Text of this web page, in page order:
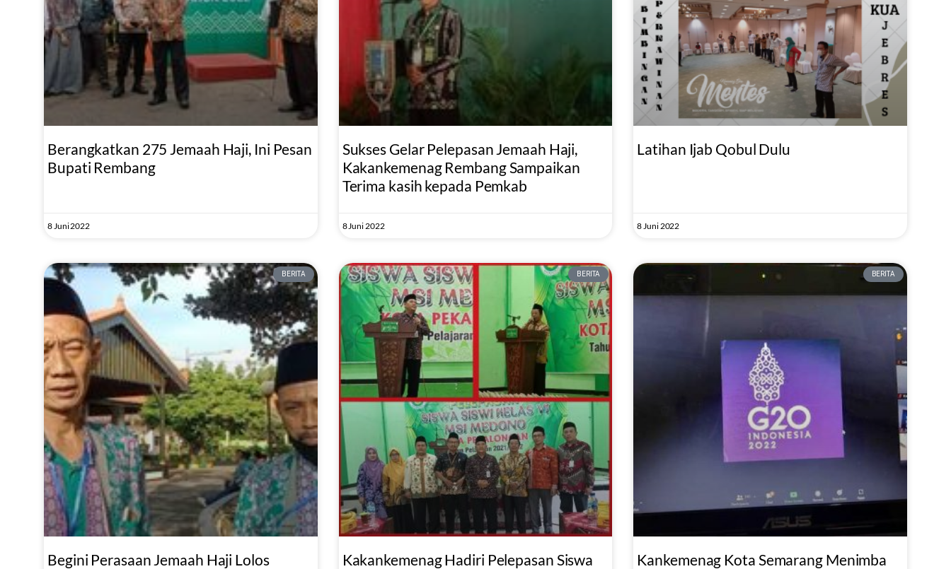
Berangkatkan 275 Jemaah Haji, Ini Pesan
Bupati Rembang
8 Juni 2022
Sukses Gelar Pelepasan Jemaah Haji,
Kakankemenag Rembang Sampaikan
Terima kasih kepada Pemkab
8 Juni 2022
Latihan Ijab Qobul Dulu
8 Juni 2022
BERITA
Begini Perasaan Jemaah Haji Lolos
BERITA
Kakankemenag Hadiri Pelepasan Siswa
BERITA
Kankemenag Kota Semarang Menimba